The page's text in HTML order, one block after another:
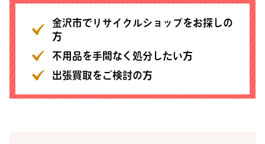
金沢市でリサイクルショップをお探しの
方
不用品を手間なく処分したい方
出張買取をご検討の方